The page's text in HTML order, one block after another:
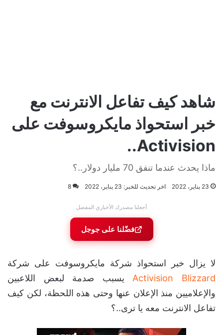
شاهد كيف تفاعل الانترنت مع
خبر استحواذ مايكروسوفت على
Activision..
ماذا يحدث عندما تنفق 70 مليار دولار..؟
23 يناير، 2022 اخر تحديث للخبر: 23 يناير، 2022 8
أجعلنا مصدرك الأخباري المفضل
فضّلنا على جوجل
لا يزال خبر استحواذ شركة مايكروسوفت على شركة
Activision Blizzardيسبب صدمة لبعض اللاعبين
والإعلاميين منذ الإعلان عنها وحتى هذه اللحظة، لكن كيف
تفاعل الانترنت معه يا ترى..؟